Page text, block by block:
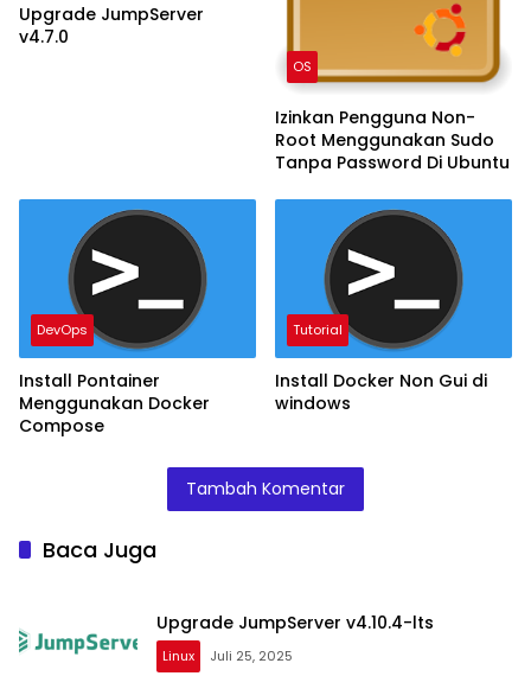
Upgrade JumpServer
v4.7.0
OS
Izinkan Pengguna Non-
Root Menggunakan Sudo
Tanpa Password Di Ubuntu
DevOps
Install Pontainer
Menggunakan Docker
Compose
Tutorial
Install Docker Non Gui di
windows
Tambah Komentar
Baca Juga
Upgrade JumpServer v4.10.4-lts
Linux Juli 25, 2025